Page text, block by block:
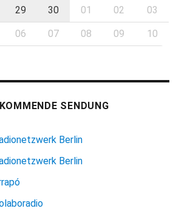
29 30 01 02 03
06 07 08 09 10
KOMMENDE SENDUNG
Berlin
Berlin